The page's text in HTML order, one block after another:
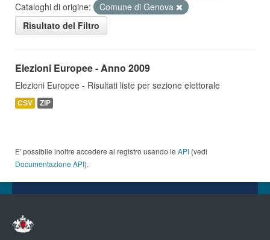
Cataloghi di origine:
Comune di Genova
Risultato del Filtro
Elezioni Europee - Anno 2009
Elezioni Europee - Risultati liste per sezione elettorale
CSV ZIP
E' possibile inoltre accedere al registro usando le API (vedi
Documentazione API).